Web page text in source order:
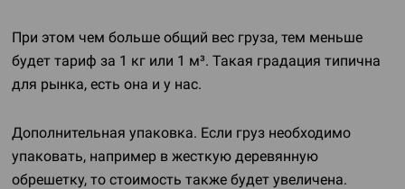
При этом чем больше общий вес груза, тем меньше
будет тариф за 1 кг или 1 м³. Такая градация типична
для рынка, есть она и у нас.
Дополнительная упаковка. Если груз необходимо
упаковать, например в жесткую деревянную
обрешетку, то стоимость также будет увеличена.